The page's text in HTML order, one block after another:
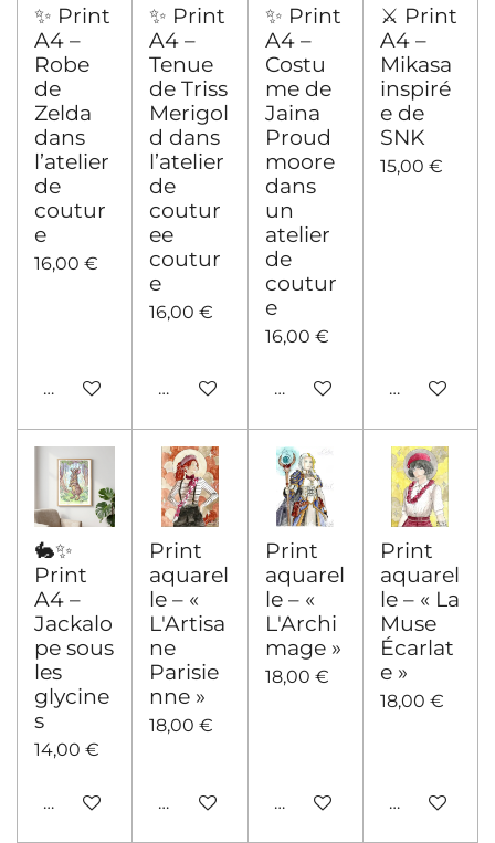
✨ Print
A4 –
Robe
de
Zelda
dans
l’atelier
de
coutur
e
16,00 €
Voir les détails
✨ Print
A4 –
Tenue
de Triss
Merigol
d dans
l’atelier
de
coutur
ee
coutur
e
16,00 €
Voir les détails
✨ Print
A4 –
Costu
me de
Jaina
Proud
moore
dans
un
atelier
de
coutur
e
16,00 €
Voir les détails
⚔️ Print
A4 –
Mikasa
inspiré
e de
SNK
15,00 €
Ajouter au
🐇✨
Print
A4 –
Jackalo
pe sous
les
glycine
s
14,00 €
Voir les détails
Print
aquarel
le – «
L'Artisa
ne
Parisie
nne »
18,00 €
Ajouter au panier
Print
aquarel
le – «
L'Archi
mage »
18,00 €
Ajouter au panier
Print
aquarel
le – « La
Muse
Écarlat
e »
18,00 €
Ajouter au